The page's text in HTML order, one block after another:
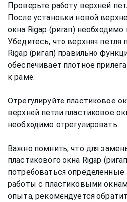
Проверьте работу верхней
После установки новой
окна Rigap (ригап) необходимо
Убедитесь, что верхняя петля
Rigap (ригап) правильно
обеспечивает плотное
к раме.
Отрегулируйте пластиковое
верхней петли пластиковое
необходимо отрегулировать.
Важно помнить, что для
пластикового окна Rigap
потребоваться
работы с пластиковыми
опыта, рекомендуется